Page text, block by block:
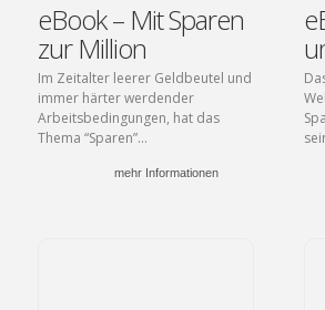
eBook – Mit Sparen
zur Million
Im Zeitalter leerer Geldbeutel und
immer härter werdender
Arbeitsbedingungen, hat das
Thema “Sparen”...
mehr Informationen